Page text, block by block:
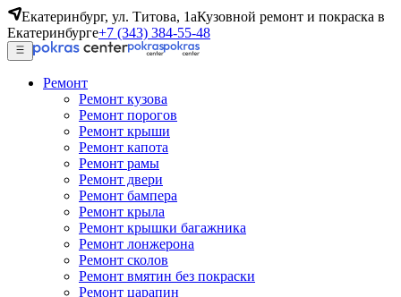
Екатеринбург, ул. Титова, 1аКузовной ремонт и покраска в
Екатеринбурге+7 (343) 384-55-48
Ремонт
Ремонт кузова
Ремонт порогов
Ремонт крыши
Ремонт капота
Ремонт рамы
Ремонт двери
Ремонт бампера
Ремонт крыла
Ремонт крышки багажника
Ремонт лонжерона
Ремонт сколов
Ремонт вмятин без покраски
Ремонт царапин